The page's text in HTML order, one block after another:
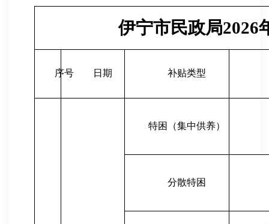
伊宁市民政局2026
序号 日期 补贴类型
特困（集中供养）
分散特困